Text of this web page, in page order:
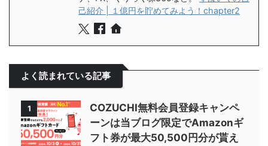
己紹介 | １億円を貯めてみよう！chapter2
よく読まれている記事
1
COZUCHI無料会員登録キャンペ
ーンは当ブログ限定でAmazonギ
フト券が最大50,500円分が貰え